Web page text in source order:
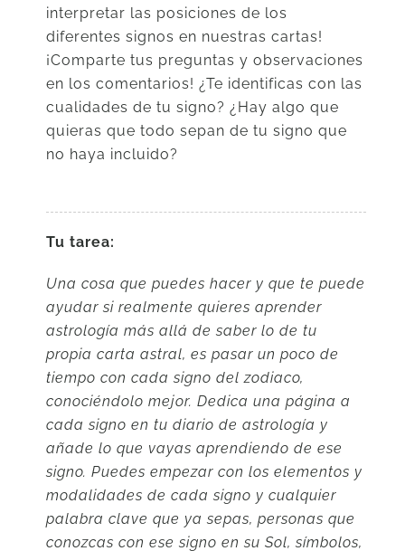
interpretar las posiciones de los
diferentes signos en nuestras cartas!
¡Comparte tus preguntas y observaciones
en los comentarios! ¿Te identificas con las
cualidades de tu signo? ¿Hay algo que
quieras que todo sepan de tu signo que
no haya incluido?
Tu tarea:
Una cosa que puedes hacer y que te puede
ayudar si realmente quieres aprender
astrología más allá de saber lo de tu
propia carta astral, es pasar un poco de
tiempo con cada signo del zodiaco,
conociéndolo mejor. Dedica una página a
cada signo en tu diario de astrología y
añade lo que vayas aprendiendo de ese
signo. Puedes empezar con los elementos y
modalidades de cada signo y cualquier
palabra clave que ya sepas, personas que
conozcas con ese signo en su Sol, símbolos,